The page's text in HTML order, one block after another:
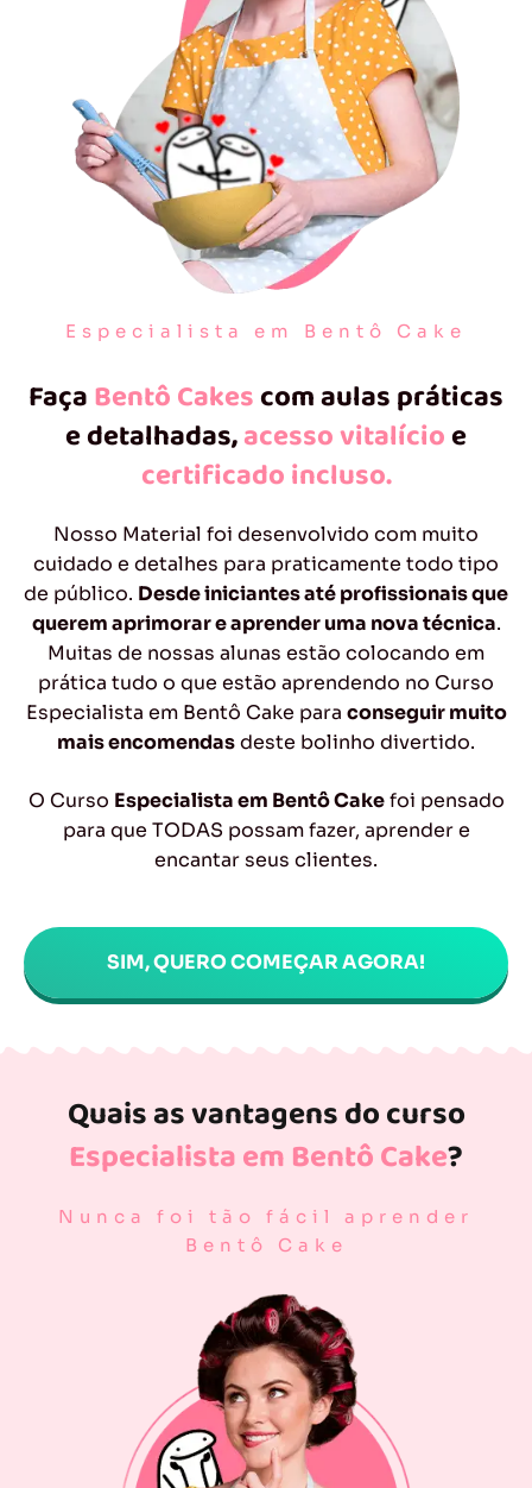
Especialista em Bentô Cake
FaçaBentô Cakescom aulas práticas
e detalhadas,acesso vitalícioe
certificado incluso.
Nosso Material foi desenvolvido com muito
cuidado e detalhes para praticamente todo tipo
de público. Desde iniciantes até profissionais que
querem aprimorar e aprender uma nova técnica.
Muitas de nossas alunas estão colocando em
prática tudo o que estão aprendendo no Curso
Especialista em Bentô Cake para conseguir muito
mais encomendasdeste bolinho divertido.
O Curso Especialista em Bentô Cakefoi pensado
para que TODAS possam fazer, aprender e
encantar seus clientes.
SIM, QUERO COMEÇAR AGORA!
Quais as vantagens do curso
Especialista em Bentô Cake?
Nunca foi tão fácil aprender
Bentô Cake